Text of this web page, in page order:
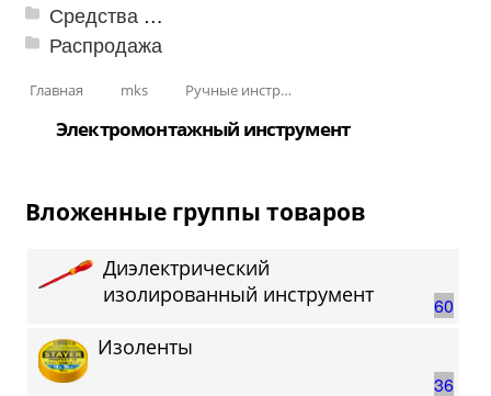
Средства от насекомых и садовых вредителей
Распродажа
Главная mks Ручные инструменты
Электромонтажный инструмент
Вложенные группы товаров
60
Диэлектрический
изолированный инструмент
36
Изоленты